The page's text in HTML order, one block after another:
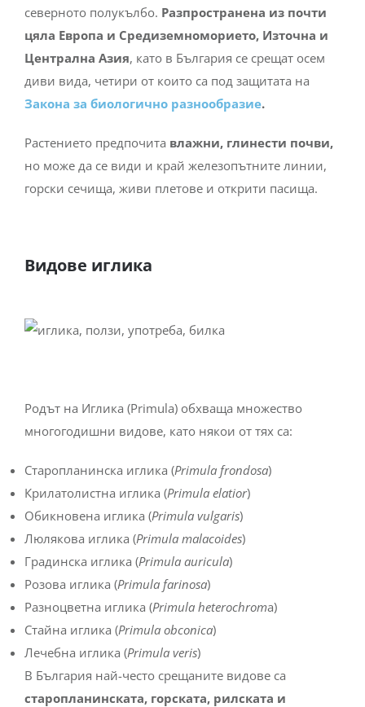
северното полукълбо. Разпространена из почти
цяла Европа и Средиземноморието, Източна и
Централна Азия, като в България се срещат осем
диви вида, четири от които са под защитата на
Закона за биологично разнообразие.
Растението предпочита влажни, глинести почви,
но може да се види и край железопътните линии,
горски сечища, живи плетове и открити пасища.
Видове иглика
Родът на Иглика (Primula) обхваща множество
многогодишни видове, като някои от тях са:
Старопланинска иглика (Primula frondosa)
Крилатолистна иглика (Primula elatior)
Обикновена иглика (Primula vulgaris)
Люлякова иглика (Primula malacoides)
Градинска иглика (Primula auricula)
Розова иглика (Primula farinosа)
Разноцветна иглика (Primula heterochroma)
Стайна иглика (Primula obconica)
Лечебна иглика (Primula veris)
В България най-често срещаните видове са
старопланинската, горската, рилската и